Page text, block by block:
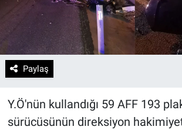
Paylaş
Y.Ö'nün kullandığı 59 AFF 193
sürücüsünün direksiyon